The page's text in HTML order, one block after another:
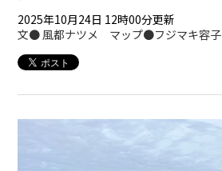
2025年10月24日 12時00分更新
文● 風都ナツメ マップ●フジマキ容子